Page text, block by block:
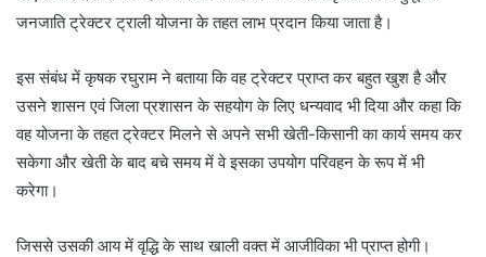
जनजाति ट्रेक्टर ट्राली योजना के तहत लाभ प्रदान किया जाता है।
इस संबंध में कृषक रघुराम ने बताया कि वह ट्रेक्टर प्राप्त कर बहुत खुश है और
उसने शासन एवं जिला प्रशासन के सहयोग के लिए धन्यवाद भी दिया और कहा कि
वह योजना के तहत ट्रेक्टर मिलने से अपने सभी खेती-किसानी का कार्य समय कर
सकेगा और खेती के बाद बचे समय में वे इसका उपयोग परिवहन के रूप में भी
करेगा।
जिससे उसकी आय में वृद्धि के साथ खाली वक्त में आजीविका भी प्राप्त होगी।